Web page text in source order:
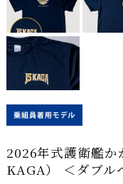
2026年式護衛艦か
KAGA） ＜ダブル